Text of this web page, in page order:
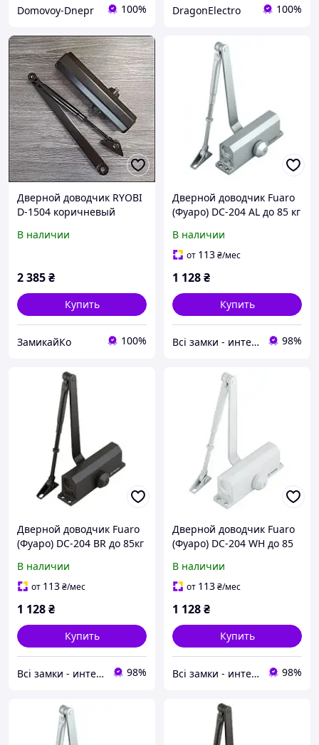
Domovoy-Dnepr 100% DragonElectro 100%
Дверной доводчик RYOBI
D-1504 коричневый
В наличии
2 385₴
Купить
ЗамикайКо 100%
Дверной доводчик Fuaro
(Фуаро) DC-204 AL до 85 кг
В наличии
от 113₴/мес
1 128₴
Купить
Всі замки - интернет магазин 98%
Дверной доводчик Fuaro
(Фуаро) DC-204 BR до 85кг
В наличии
от 113₴/мес
1 128₴
Купить
Всі замки - интернет магазин 98%
Дверной доводчик Fuaro
(Фуаро) DC-204 WH до 85
В наличии
от 113₴/мес
1 128₴
Купить
Всі замки - интернет магазин 98%